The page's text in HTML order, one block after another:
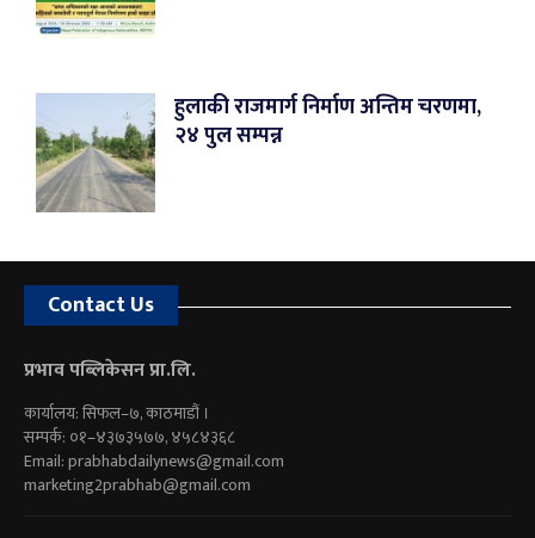
हुलाकी राजमार्ग निर्माण अन्तिम चरणमा,
२४ पुल सम्पन्न
Contact Us
प्रभाव पब्लिकेसन प्रा.लि.
कार्यालय: सिफल–७, काठमाडौं ।
सम्पर्क: ०१–४३७३५७७, ४५८४३६८
Email:prabhabdailynews@gmail.com
marketing2prabhab@gmail.com